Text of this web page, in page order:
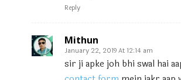
Reply
Mithun
January 22, 2019 At 12:14 am
sir ji apke joh bhi swal hai